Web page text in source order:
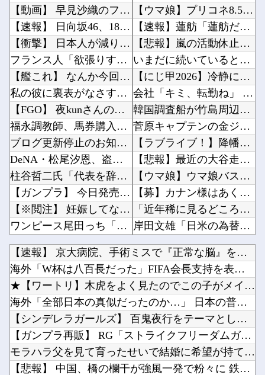
【動画】 早見沙織のフルコースが楽しめるアニメ発見されるｗｗｗｗｗｗｗ
【速報】 日向坂46、18thシングル『イチャイチャ虫』の発売が決定！！
【衝撃】 日本人が減り「外国人が増えた」市区町村ランキング…TOP5がこちらｗｗｗｗｗｗ
フランス人「欲張りすぎだ」中村敬斗、ランス残留の可能性を会長が示唆！移籍金が交渉の壁に.....
【艦これ】 なんか今回はE5は甲で当然みたいな流れあるよね
私の彼に裏表がなさすぎる 第3話
【FGO】 夜kunさんのモルガンイラスト！！ 蝶の羽好きです！
福永調教師、馬券購入者を軽んじる発言
ブログ更新停止のお知らせ
DeNA・松尾汐恩、盗塁阻止率 .217で、12球団13人中12位（8月5日現在）
柱谷哲二氏「代表を辞退して下さい」 大物選手に直談判「自分からやめてほしいと思った」 闘将...
【ガンプラ】 今日発売のレオパルド、股関節が平成の作りすぎる…
【※閲注】 妊娠してない人間が出産すると『コレ』が出てくるらしい…ヤバすぎる…
ワンピース尾田っち「僕とその辺の連載作家は同じく『漫画家』と呼ばれるけど、それが不満で。」...
韓国人「日本がここまでの観光大国に発展した本当の理由がこちら…」→「昔から日本は愛されてた...
任天堂ソフトのダウンロード率61.5%ｗｗｗ
転校生と仲良くなってその子の家に遊びに行ったら私が小さい頃に撮った写真があった
Powered by livedoor 相互RSS
【ウマ娘】プリコネ8.5周年直前生放送にて、プリコネ×ウマ娘コラボの開催について告知が！？...
【速報】蓮舫「蓮舫だから叩いて良いという報道」 ネット「高市だから叩いて良いをやってるのが...
【悲報】嵐の活動休止の影響か…相葉雅紀のレコメンが9月いっぱいで終了へ他
いまだに続いていると聞いてビビる漫画「ながされて藍蘭島」「咲」「らき☆すた」他
【にじ甲2026】冷静に考えるとなんだこのえっっっな格好は…？他
会社「キミ、転勤ね」 男性社員「なら辞めますわ」 → 凄いことになるｗｗｗｗｗｗ他
韓国調査船が竹島周辺の日本EEZ内で調査か、ワイヤのようなもの海中に投入…外務省が抗議！他
菅原キャプテンの金ジャージｷﾀ━(ﾟ∀ﾟ)━!【乃木坂46】他
【ラブライブ！】降幡愛さんがドッキリGPに出演！！！！他
【悲報】最近の大谷走塁ミス他
【ウマ娘】ウマ娘バストTOP20他
【募】カナン様はあくまでチョロいでエッチしたいキャラ【画像】他
「近年稀に見るどころの話じゃないぞ」と台風15号の予想進路に困惑する人が多数、偏西風が全く...
岸田文雄「日米の為替介入は一時しのぎに過ぎない。私なら円を強くすることが出来る」他
海外「日本は戦勝国なんだよ」 戦後の日本人の特別な生き様に各国から称賛の声他
【にじさんじ】ソフィ「８８８✨ ぞろ目ってなんか嬉しくなるよね！！」他
お前らが思う「バカゲー」って何？他
シャープ、シンプルで使いやすいオーブンレンジ「RE-WF187」他
キズナアイが加藤純一と絡み出したけどどうなんだ？他
アカネの回胴でっかいどう #04【「スマスロ とある魔術の禁書目録2」アカネ初 新台実戦!...
ペルソナ４R”メイン”ヒロインの里中千枝さん、来ている服と声がかわいかっただけという事実が...
ワイ同じスマホ11年使ってるんやけど他
【速報】 京大病院、手術ミスで『正常な脳』を摘出 → 患者は...
海外「W杯は八百長だった」FIFA会長支持を表明したサッカー...
★【ワートリ】木虎をよく見たのでこの子がメインヒロインだと思...
海外「全部日本の真似だったのか…」 日本の普通のテレビ番組が...
【シンデレラガールズ】 百鬼夜行をテーマとしたPOP UP ...
【ガンプラ再販】 RG「ストライクフリーダムガンダム ディア...
モラハラ父を見て育ったせいで結婚に希望が持てない私。それなの...
【悲報】 中国、橋の欄干が強風一発で粉々に 鉄筋ゼロ 当局「...